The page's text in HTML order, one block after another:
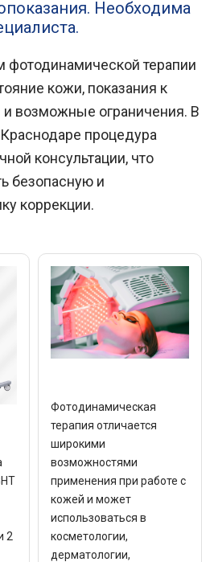
Необходима
терапии
кожи, показания к
и возможные ограничения. В
Краснодаре процедура
консультации, что
безопасную и
коррекции.
2
Фотодинамическая
терапия отличается
широкими
возможностями
применения при работе с
кожей и может
использоваться в
косметологии,
дерматологии,